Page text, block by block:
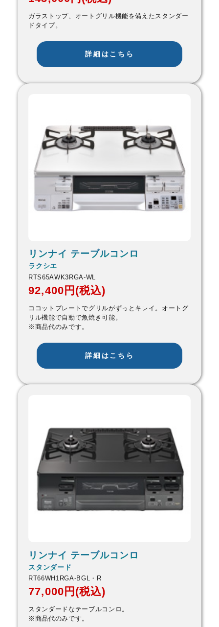
ガラストップ、オートグリル機能を備えたスタンダー
ドタイプ。
詳細はこちら
リンナイ テーブルコンロ
ラクシエ
RTS65AWK3RGA-WL
92,400円(税込)
ココットプレートでグリルがずっとキレイ。オートグ
リル機能で自動で魚焼き可能。
※商品代のみです。
詳細はこちら
リンナイ テーブルコンロ
スタンダード
RT66WH1RGA-BGL・R
77,000円(税込)
スタンダードなテーブルコンロ。
※商品代のみです。